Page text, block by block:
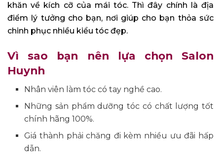
khăn về kích cỡ của mái tóc. Thì đây chính là địa
điểm lý tưởng cho bạn, nơi giúp cho bạn thỏa sức
chinh phục nhiều kiểu tóc đẹp.
Vì sao bạn nên lựa chọn Salon
Huynh
Nhân viên làm tóc có tay nghề cao.
Những sản phẩm dưỡng tóc có chất lượng tốt
chính hãng 100%.
Giá thành phải chăng đi kèm nhiều ưu đãi hấp
dẫn.